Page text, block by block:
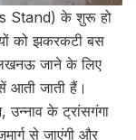
Stand) के शुरू हो
को झकरकटी बस
जाने के लिए
आती जाती हैं।
उन्नाव के ट्रांसगंगा
से जाएंगी और